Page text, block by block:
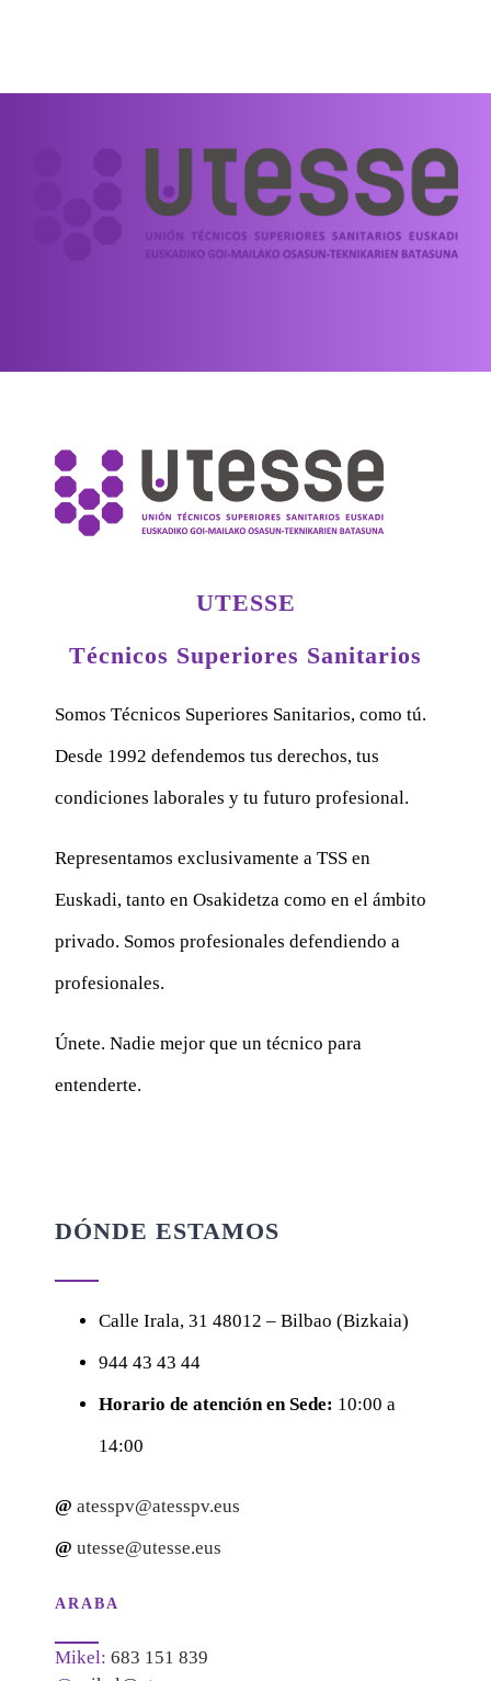
UTESSE
Técnicos Superiores Sanitarios
Somos Técnicos Superiores Sanitarios, como tú.
Desde 1992 defendemos tus derechos, tus
condiciones laborales y tu futuro profesional.
Representamos exclusivamente a TSS en
Euskadi, tanto en Osakidetza como en el ámbito
privado. Somos profesionales defendiendo a
profesionales.
Únete. Nadie mejor que un técnico para
entenderte.
DÓNDE ESTAMOS
Calle Irala, 31 48012 – Bilbao (Bizkaia)
944 43 43 44
Horario de atención en Sede: 10:00 a
14:00
@ atesspv@atesspv.eus
@ utesse@utesse.eus
ARABA
Mikel: 683 151 839